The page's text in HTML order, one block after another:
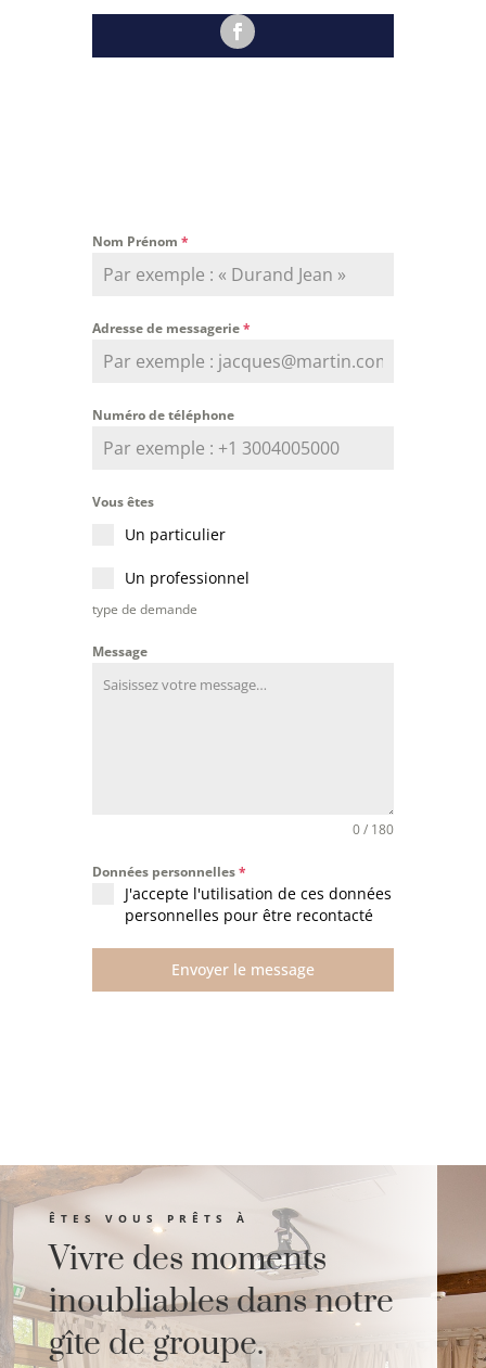
Nom Prénom *
Adresse de messagerie*
Numéro de téléphone
Vous êtes
Un particulier
Un professionnel
type de demande
Message
0 / 180
Données personnelles*
J'accepte l'utilisation de ces données
personnelles pour être recontacté
Envoyer le message
ÊTES VOUS PRÊTS À
Vivre des moments
inoubliables dans notre
gîte de groupe.